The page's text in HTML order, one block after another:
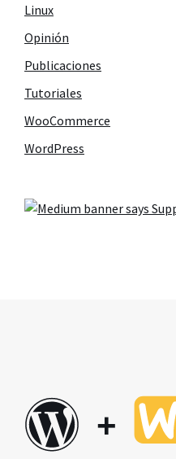
Linux
Opinión
Publicaciones
Tutoriales
WooCommerce
WordPress
+